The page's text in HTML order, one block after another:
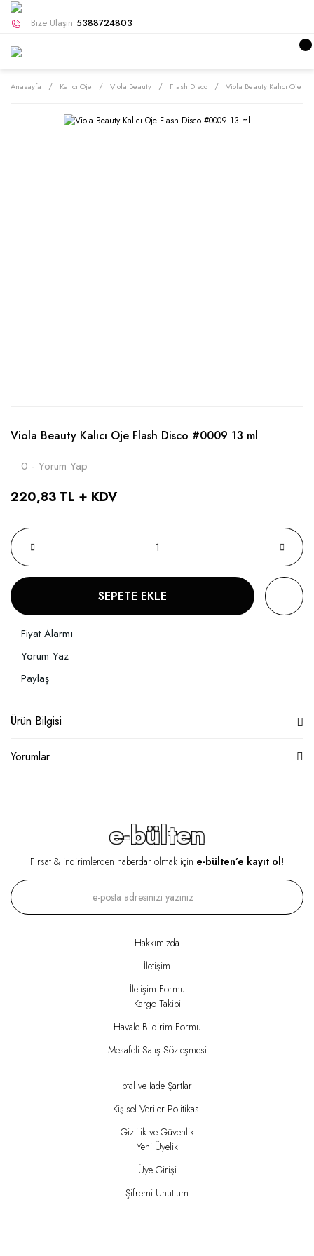
Bize Ulaşın 5388724803
Anasayfa Kalıcı Oje Viola Beauty Flash Disco Viola Beauty Kalıcı Oje
Viola Beauty Kalıcı Oje Flash Disco #0009 13 ml
0 - Yorum Yap
220,83 TL + KDV
SEPETE EKLE
Fiyat Alarmı
Yorum Yaz
Paylaş
Ürün Bilgisi
Yorumlar
e-bülten
Fırsat & indirimlerden haberdar olmak için e-bülten’e kayıt ol!
Hakkımızda
İletişim
İletişim Formu
Kargo Takibi
Havale Bildirim Formu
Mesafeli Satış Sözleşmesi
İptal ve İade Şartları
Kişisel Veriler Politikası
Gizlilik ve Güvenlik
Yeni Üyelik
Üye Girişi
Şifremi Unuttum